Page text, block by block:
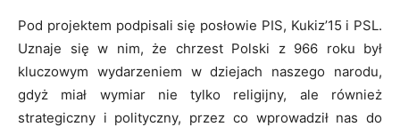
Pod projektem podpisali się posłowie PIS, Kukiz’15 i PSL.
Uznaje się w nim, że chrzest Polski z 966 roku był
kluczowym wydarzeniem w dziejach naszego narodu,
gdyż miał wymiar nie tylko religijny, ale również
strategiczny i polityczny, przez co wprowadził nas do